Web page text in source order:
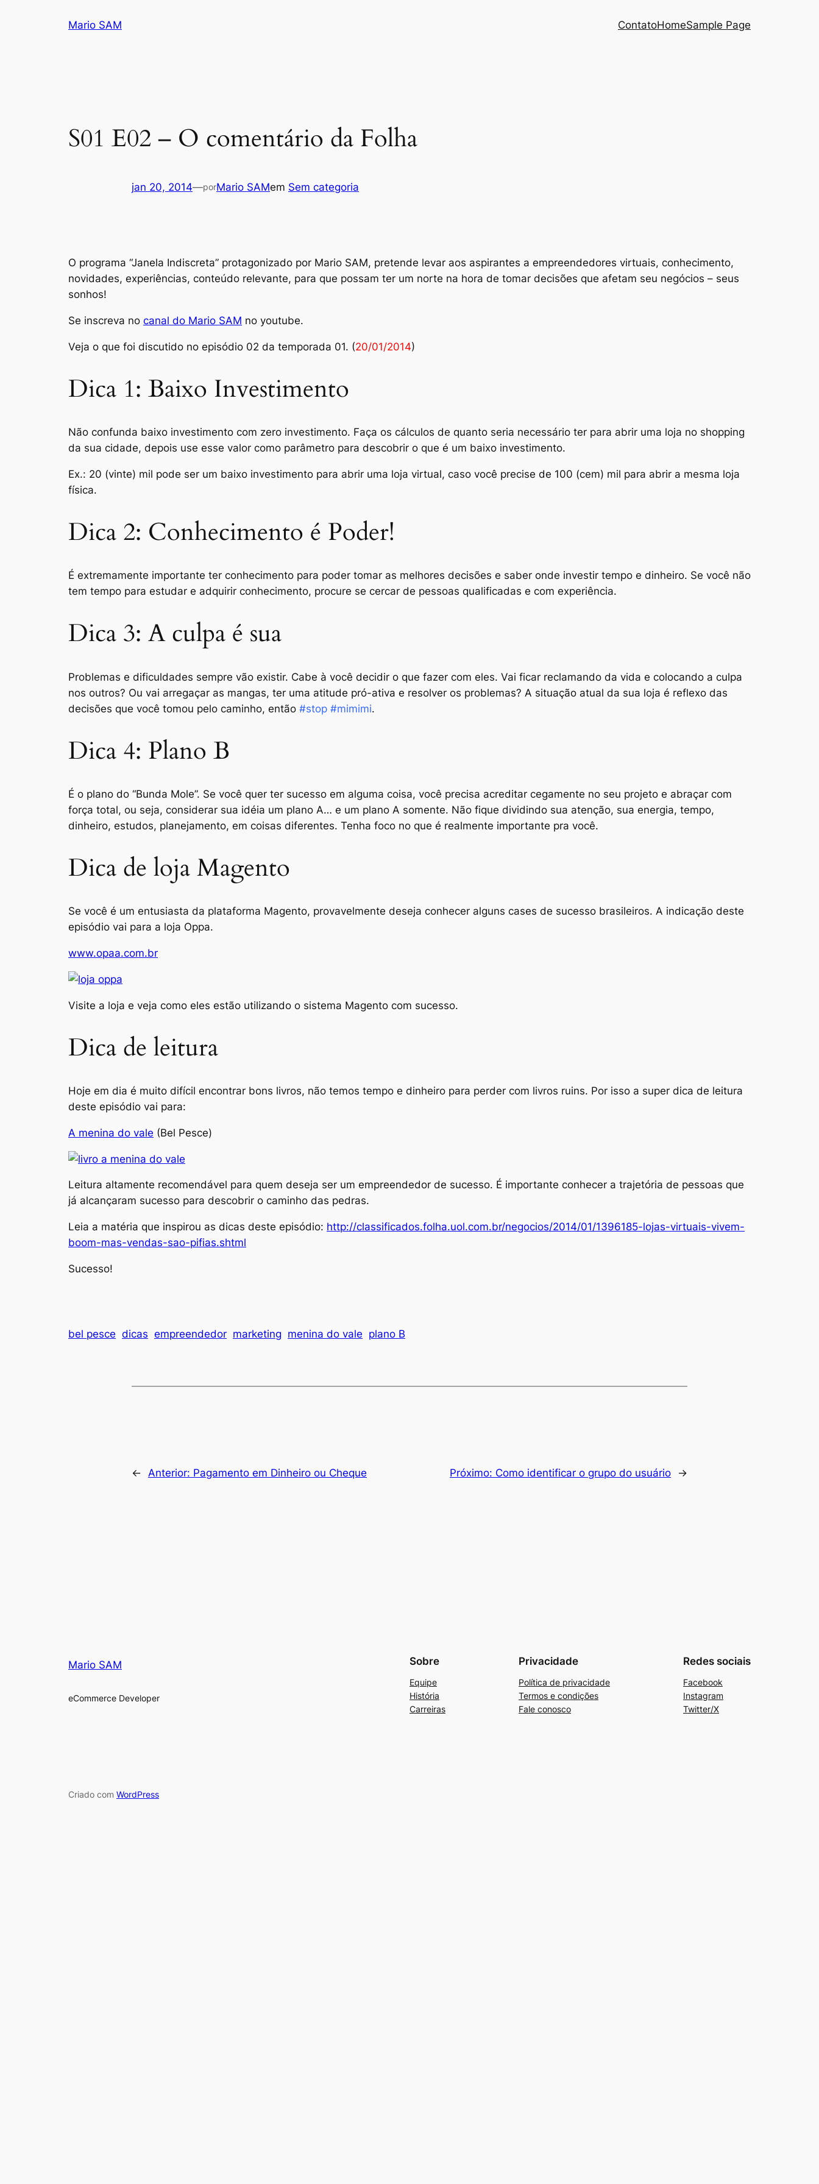
Mario SAM ContatoHomeSample Page
S01 E02 – O comentário da Folha
jan 20, 2014—porMario SAMem Sem categoria
O programa “Janela Indiscreta” protagonizado por Mario SAM, pretende levar aos aspirantes a empreendedores virtuais, conhecimento,
novidades, experiências, conteúdo relevante, para que possam ter um norte na hora de tomar decisões que afetam seu negócios – seus
sonhos!
Se inscreva no canal do Mario SAM no youtube.
Veja o que foi discutido no episódio 02 da temporada 01. (20/01/2014)
Dica 1: Baixo Investimento
Não confunda baixo investimento com zero investimento. Faça os cálculos de quanto seria necessário ter para abrir uma loja no shopping
da sua cidade, depois use esse valor como parâmetro para descobrir o que é um baixo investimento.
Ex.: 20 (vinte) mil pode ser um baixo investimento para abrir uma loja virtual, caso você precise de 100 (cem) mil para abrir a mesma loja
física.
Dica 2: Conhecimento é Poder!
É extremamente importante ter conhecimento para poder tomar as melhores decisões e saber onde investir tempo e dinheiro. Se você não
tem tempo para estudar e adquirir conhecimento, procure se cercar de pessoas qualificadas e com experiência.
Dica 3: A culpa é sua
Problemas e dificuldades sempre vão existir. Cabe à você decidir o que fazer com eles. Vai ficar reclamando da vida e colocando a culpa
nos outros? Ou vai arregaçar as mangas, ter uma atitude pró-ativa e resolver os problemas? A situação atual da sua loja é reflexo das
decisões que você tomou pelo caminho, então #stop #mimimi.
Dica 4: Plano B
É o plano do “Bunda Mole”. Se você quer ter sucesso em alguma coisa, você precisa acreditar cegamente no seu projeto e abraçar com
força total, ou seja, considerar sua idéia um plano A… e um plano A somente. Não fique dividindo sua atenção, sua energia, tempo,
dinheiro, estudos, planejamento, em coisas diferentes. Tenha foco no que é realmente importante pra você.
Dica de loja Magento
Se você é um entusiasta da plataforma Magento, provavelmente deseja conhecer alguns cases de sucesso brasileiros. A indicação deste
episódio vai para a loja Oppa.
www.opaa.com.br
Visite a loja e veja como eles estão utilizando o sistema Magento com sucesso.
Dica de leitura
Hoje em dia é muito difícil encontrar bons livros, não temos tempo e dinheiro para perder com livros ruins. Por isso a super dica de leitura
deste episódio vai para:
A menina do vale (Bel Pesce)
Leitura altamente recomendável para quem deseja ser um empreendedor de sucesso. É importante conhecer a trajetória de pessoas que
já alcançaram sucesso para descobrir o caminho das pedras.
Leia a matéria que inspirou as dicas deste episódio: http://classificados.folha.uol.com.br/negocios/2014/01/1396185-lojas-virtuais-vivem-
boom-mas-vendas-sao-pifias.shtml
Sucesso!
bel pesce dicas empreendedor marketing menina do vale plano B
← Anterior: Pagamento em Dinheiro ou Cheque Próximo: Como identificar o grupo do usuário →
Mario SAM
eCommerce Developer
Sobre
Equipe
História
Carreiras
Privacidade
Política de privacidade
Termos e condições
Fale conosco
Redes sociais
Facebook
Instagram
Twitter/X
Criado com WordPress